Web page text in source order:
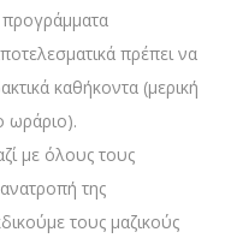
προγράμματα
πρέπει να
καθήκοντα (μερική
ωράριο).
με όλους τους
της
τους μαζικούς